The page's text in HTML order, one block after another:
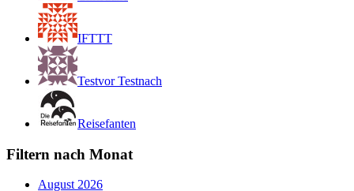
IFTTT
Testvor Testnach
Reisefanten
Filtern nach Monat
August 2026